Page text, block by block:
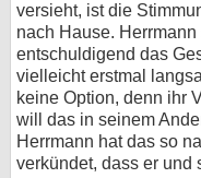
versieht, ist die
nach Hause.
entschuldigend das
vielleicht erstmal
keine Option, denn ihr
will das in seinem
Herrmann hat das so
verkündet, dass er und